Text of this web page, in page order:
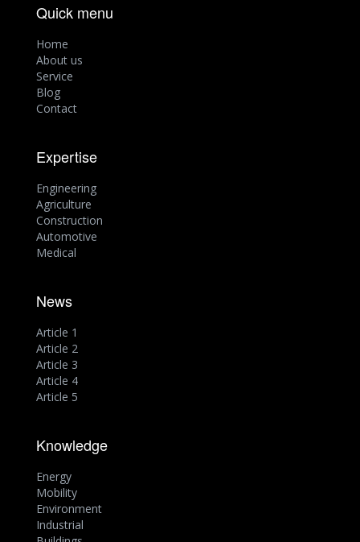
Quick menu
Home
About us
Service
Blog
Contact
Expertise
Engineering
Agriculture
Construction
Automotive
Medical
News
Article 1
Article 2
Article 3
Article 4
Article 5
Knowledge
Energy
Mobility
Environment
Industrial